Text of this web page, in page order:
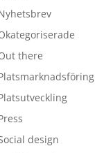
there
design